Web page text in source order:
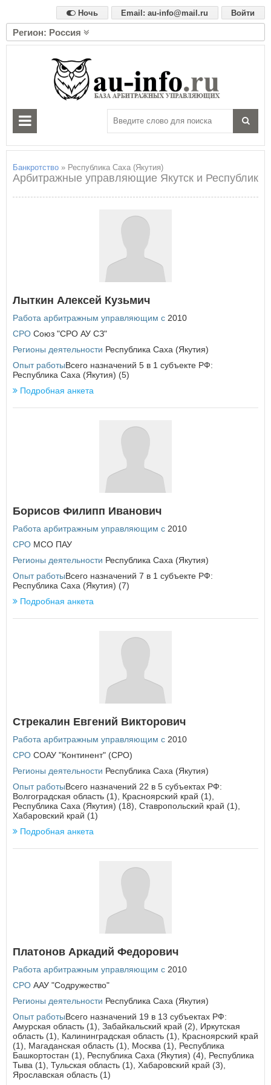
Войти
Email: au-info@mail.ru
Ночь
Регион: Россия
Алтайский край
Амурская область
Архангельская область
Астраханская область
Б
Белгородская область
Еврейская автономная область
З
Забайкальский край
Ивановская область
Иркутская область
К
Калининградская область
Кемеровская область
Краснодарский край
Курганская область
Курская область
Л
Ленинградская область
Липецкая область
Ненецкий автономный округ
Нижегородская область
Новосибирская область
О
Омская область
Оренбургская область
Орловская область
П
Пензенская область
Республика Башкортостан
Республика Дагестан
Республика Ингушетия
Республика Калмыкия
Республика Коми
Республика Крым
Республика Марий Эл
Республика Мордовия
Республика Саха (Якутия)
Республика Северная Осетия - Алания
Банкротство » Республика Саха (Якутия)
Арбитражные управляющие Якутск и Республика
Лыткин Алексей Кузьмич
Работа арбитражным управляющим с 2010
СРО Союз "СРО АУ СЗ"
Регионы деятельности Республика Саха (Якутия)
Опыт работыВсего назначений 5 в 1 субъекте РФ:
Республика Саха (Якутия) (5)
Подробная анкета
Борисов Филипп Иванович
Работа арбитражным управляющим с 2010
СРО МСО ПАУ
Регионы деятельности Республика Саха (Якутия)
Опыт работыВсего назначений 7 в 1 субъекте РФ:
Республика Саха (Якутия) (7)
Подробная анкета
Стрекалин Евгений Викторович
Работа арбитражным управляющим с 2010
СРО СОАУ "Континент" (СРО)
Регионы деятельности Республика Саха (Якутия)
Опыт работыВсего назначений 22 в 5 субъектах РФ:
Волгоградская область (1), Красноярский край (1),
Республика Саха (Якутия) (18), Ставропольский край (1),
Хабаровский край (1)
Подробная анкета
Платонов Аркадий Федорович
Работа арбитражным управляющим с 2010
СРО ААУ "Содружество"
Регионы деятельности Республика Саха (Якутия)
Опыт работыВсего назначений 19 в 13 субъектах РФ:
Амурская область (1), Забайкальский край (2), Иркутская
область (1), Калининградская область (1), Красноярский край
(1), Магаданская область (1), Москва (1), Республика
Башкортостан (1), Республика Саха (Якутия) (4), Республика
Тыва (1), Тульская область (1), Хабаровский край (3),
Ярославская область (1)
Заголовок модального окна
Имя пользователя:
Пароль: